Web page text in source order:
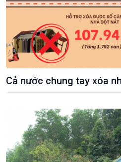
Chính trị
Tin Chính trị
Chính phủ với người dân
Quốc hội với cử tri
Xây dựng đảng
Nhận diện sự thật
Pháp luật và đời sống
Cả nước chung tay xóa